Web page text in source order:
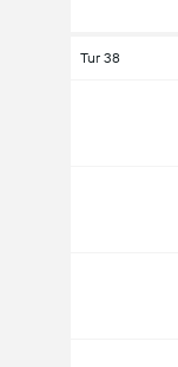
Tur 38